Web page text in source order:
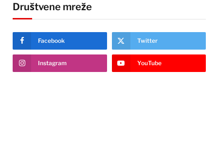
Društvene mreže
Facebook Twitter
Instagram YouTube